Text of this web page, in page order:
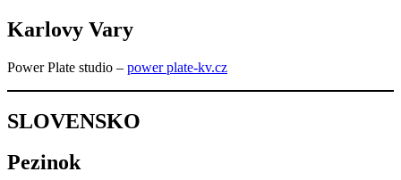
Karlovy Vary
Power Plate studio – power plate-kv.cz
SLOVENSKO
Pezinok